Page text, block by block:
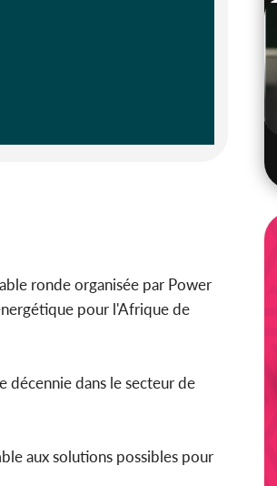
ronde organisée par Power
pour l'Afrique de
décennie dans le secteur de
aux solutions possibles pour